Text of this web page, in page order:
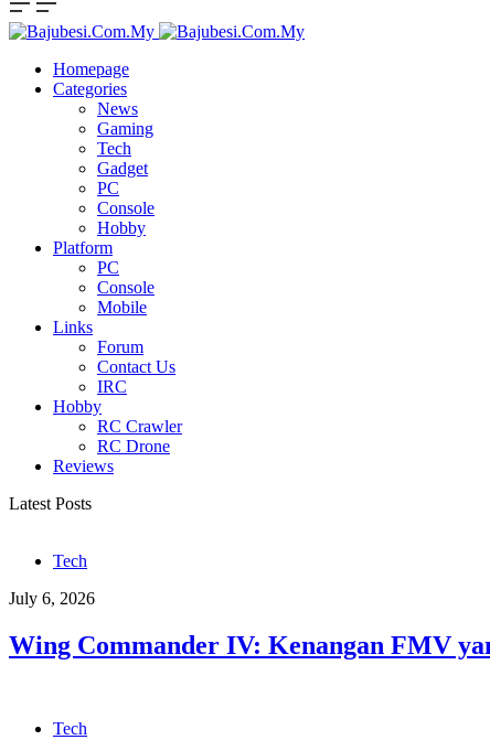
Homepage
Categories
News
Gaming
Tech
Gadget
PC
Console
Hobby
Platform
PC
Console
Mobile
Links
Forum
Contact Us
IRC
Hobby
RC Crawler
RC Drone
Reviews
Latest Posts
Tech
July 6, 2026
Wing Commander IV: Kenangan FMV
Tech